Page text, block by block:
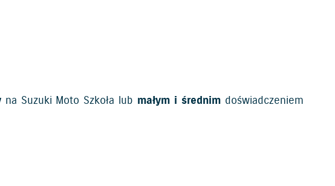
na Suzuki Moto Szkoła lub małym i średnimdoświadczeniem